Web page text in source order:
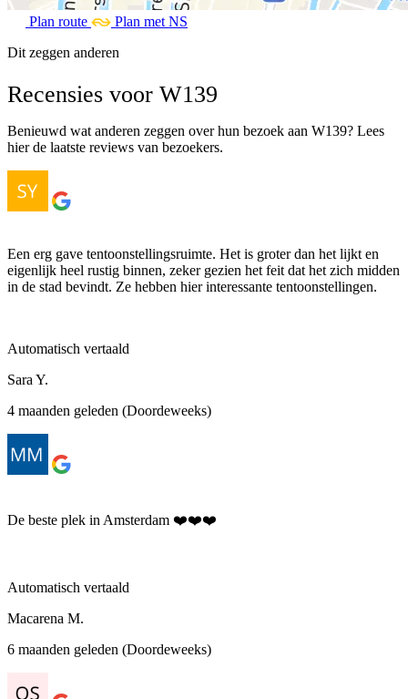
Plan route
Plan met NS
Dit zeggen anderen
Recensies voor W139
Benieuwd wat anderen zeggen over hun bezoek aan W139? Lees
hier de laatste reviews van bezoekers.
Een erg gave tentoonstellingsruimte. Het is groter dan het lijkt en
eigenlijk heel rustig binnen, zeker gezien het feit dat het zich midden
in de stad bevindt. Ze hebben hier interessante tentoonstellingen.
Automatisch vertaald
Sara Y.
4 maanden geleden (Doordeweeks)
De beste plek in Amsterdam ❤️❤️❤️
Automatisch vertaald
Macarena M.
6 maanden geleden (Doordeweeks)